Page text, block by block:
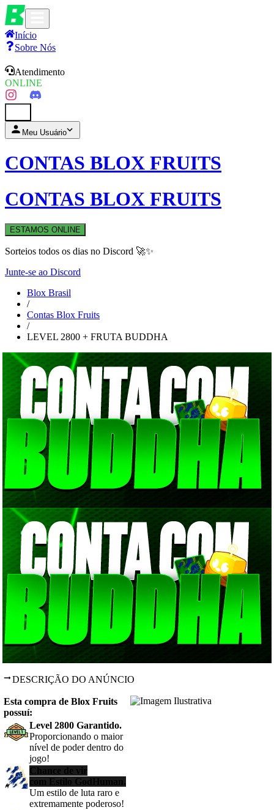
Início
Sobre Nós
Atendimento
ONLINE
Meu Usuário
CONTAS BLOX FRUITS
CONTAS BLOX FRUITS
ESTAMOS ONLINE
Sorteios todos os dias no Discord 🚀✨
Junte-se ao Discord
Blox Brasil
/
Contas Blox Fruits
/
LEVEL 2800 + FRUTA BUDDHA
DESCRIÇÃO DO ANÚNCIO
Esta compra de Blox Fruits
possuí:
Level 2800 Garantido.
Proporcionando o maior
nível de poder dentro do
jogo!
Chance de vir
com Estilo GodHuman.
Um estilo de luta raro e
extremamente poderoso!